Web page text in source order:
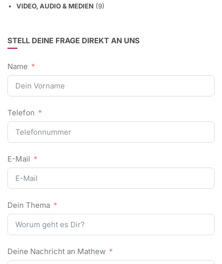
VIDEO, AUDIO & MEDIEN (9)
STELL DEINE FRAGE DIREKT AN UNS
Name
Telefon
E-Mail
Dein Thema
Deine Nachricht an Mathew